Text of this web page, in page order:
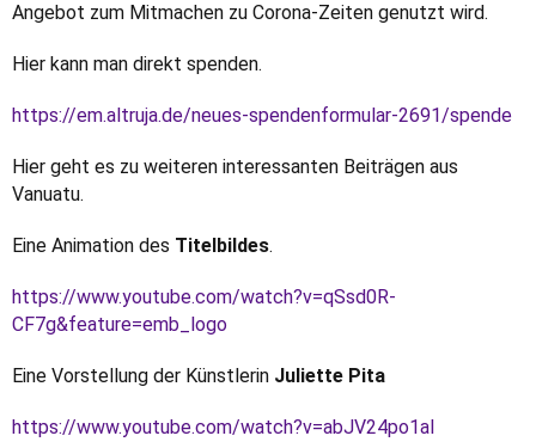
Angebot zum Mitmachen zu Corona-Zeiten genutzt wird.
Hier kann man direkt spenden.
https://em.altruja.de/neues-spendenformular-2691/spende
Hier geht es zu weiteren interessanten Beiträgen aus
Vanuatu.
Eine Animation des Titelbildes.
https://www.youtube.com/watch?v=qSsd0R-
CF7g&feature=emb_logo
Eine Vorstellung der Künstlerin Juliette Pita
https://www.youtube.com/watch?v=abJV24po1aI